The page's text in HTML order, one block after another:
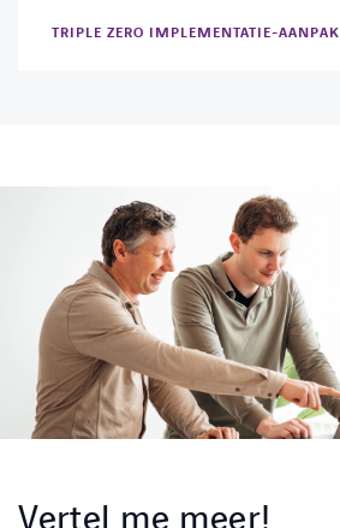
TRIPLE ZERO IMPLEMENTATIE-AANPAK